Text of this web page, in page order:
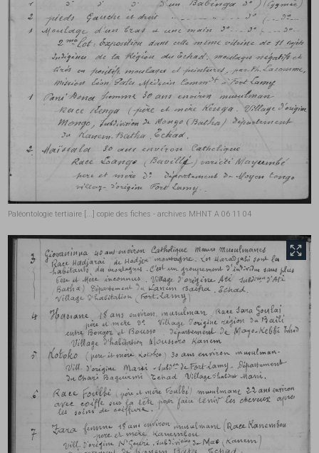
Paléontologie tertiaire [...] copie des fiches - archives MHNT A 06 11 04
front.tobii.full_size